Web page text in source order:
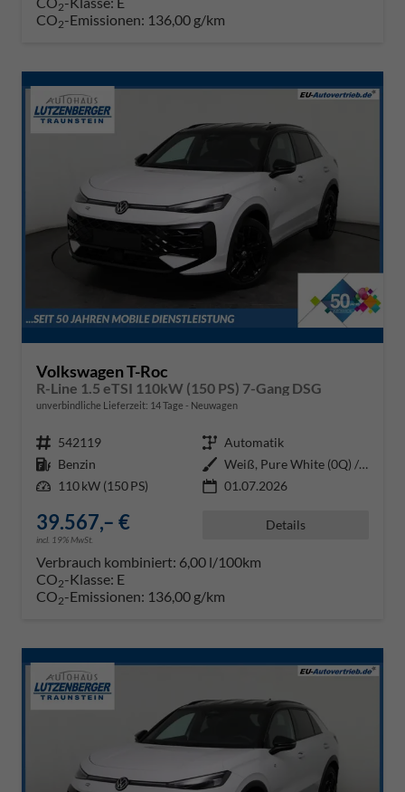
2
CO2-Emissionen: 136,00 g/km
Volkswagen T-Roc
R-Line 1.5 eTSI 110kW (150 PS) 7-Gang DSG
unverbindliche Lieferzeit: 14 Tage Neuwagen
Fahrzeugnr. 542119 Getriebe Automatik
Kraftstoff Benzin Außenfarbe
Weiß, Pure White (0Q) / Dach Sc
Leistung 110 kW (150 PS) 01.07.2026
39.567,– €
incl. 19% MwSt.
Details
Verbrauch kombiniert: 6,00 l/100km
CO2-Klasse: E
CO2-Emissionen: 136,00 g/km